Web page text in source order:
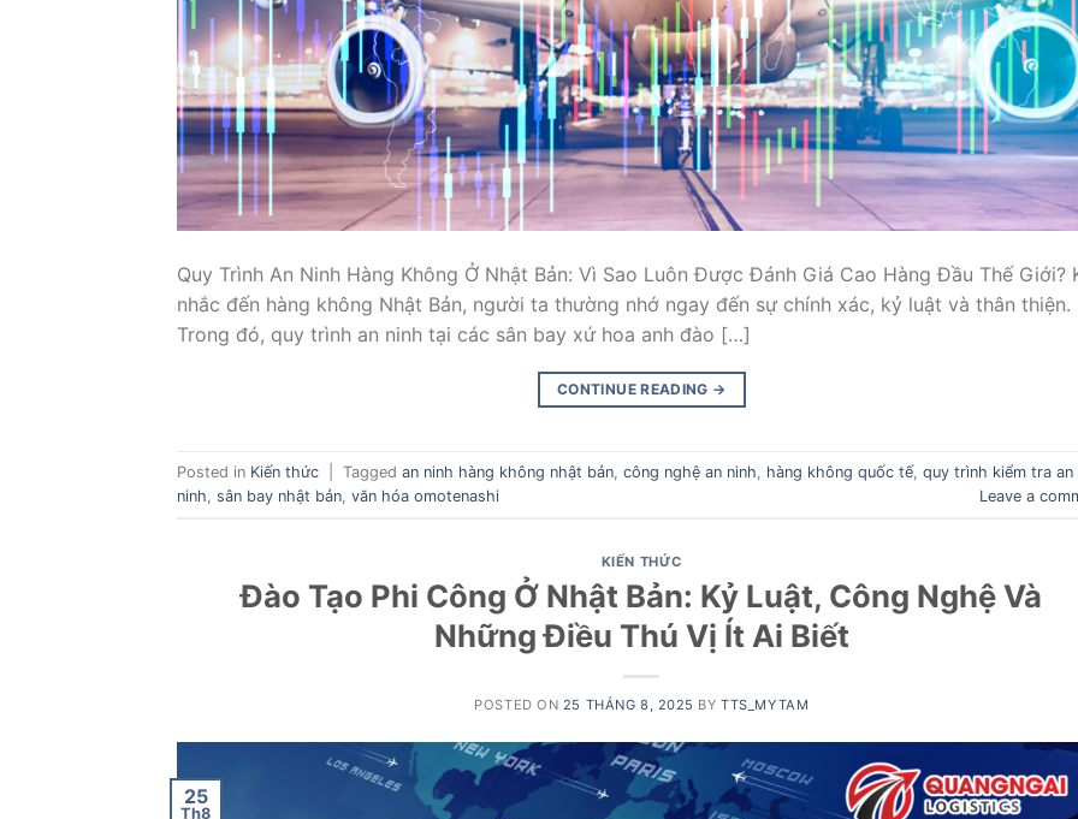
Quy Trình An Ninh Hàng Không Ở Nhật Bản: Vì Sao Luôn Được Đánh Giá Cao Hàng Đầu Thế Giới?
nhắc đến hàng không Nhật Bản, người ta thường nhớ ngay đến sự chính xác, kỷ luật và thân thiện.
Trong đó, quy trình an ninh tại các sân bay xứ hoa anh đào […]
CONTINUE READING →
Posted in Kiến thức Tagged an ninh hàng không nhật bản công nghệ an ninh hàng không quốc tế, quy trình kiểm tra an
ninh sân bay nhật bản văn hóa omotenashi Leave a
KIẾN THỨC
Đào Tạo Phi Công Ở Nhật Bản: Kỷ Luật, Công Nghệ Và
Những Điều Thú Vị Ít Ai Biết
POSTED ON 25 THÁNG 8, 2025 BYTTS_MYTAM
25
Th8